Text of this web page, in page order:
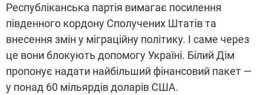
Республіканська партія вимагає посилення
південного кордону Сполучених Штатів та
внесення змін у міграційну політику. І саме через
це вони блокують допомогу Україні. Білий Дім
пропонує надати найбільший фінансовий пакет —
у понад 60 мільярдів доларів США.